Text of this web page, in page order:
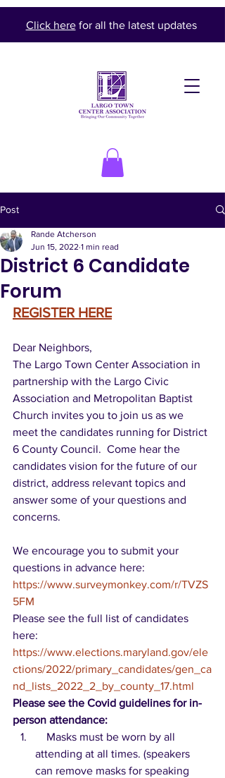
Click herefor all the latest updates
Post
District 6 Candidate
Forum
Rande Atcherson
Jun 15, 2022 1 min read
REGISTER HERE
Dear Neighbors,
The Largo Town Center Association in
partnership with the Largo Civic
Association and Metropolitan Baptist
Church invites you to join us as we
meet the candidates running for District
6 County Council.  Come hear the
candidates vision for the future of our
district, address relevant topics and
answer some of your questions and
concerns.
We encourage you to submit your
questions in advance here:
https://www.surveymonkey.com/r/TVZS
5FM
Please see the full list of candidates
here:
https://www.elections.maryland.gov/ele
ctions/2022/primary_candidates/gen_ca
nd_lists_2022_2_by_county_17.html
Please see the Covid guidelines for in-
person attendance:
attending at all times. (speakers
can remove masks for speaking